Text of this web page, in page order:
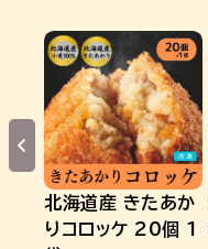
北海道産 きたあか
りコロッケ 20個 1